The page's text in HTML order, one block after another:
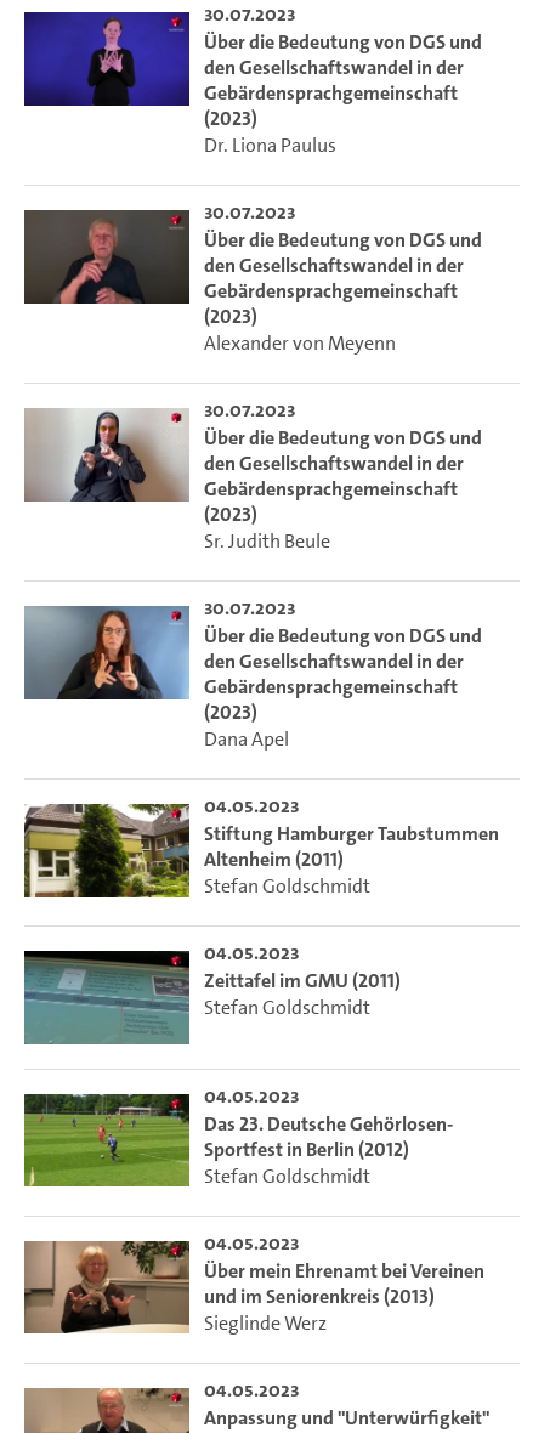
30.07.2023
Über die Bedeutung von DGS und
den Gesellschaftswandel in der
Gebärdensprachgemeinschaft
(2023)
Dr. Liona Paulus
30.07.2023
Über die Bedeutung von DGS und
den Gesellschaftswandel in der
Gebärdensprachgemeinschaft
(2023)
Alexander von Meyenn
30.07.2023
Über die Bedeutung von DGS und
den Gesellschaftswandel in der
Gebärdensprachgemeinschaft
(2023)
Sr. Judith Beule
30.07.2023
Über die Bedeutung von DGS und
den Gesellschaftswandel in der
Gebärdensprachgemeinschaft
(2023)
Dana Apel
04.05.2023
Stiftung Hamburger Taubstummen
Altenheim (2011)
Stefan Goldschmidt
04.05.2023
Zeittafel im GMU (2011)
Stefan Goldschmidt
04.05.2023
Das 23. Deutsche Gehörlosen-
Sportfest in Berlin (2012)
Stefan Goldschmidt
04.05.2023
Über mein Ehrenamt bei Vereinen
und im Seniorenkreis (2013)
Sieglinde Werz
04.05.2023
Anpassung und "Unterwürfigkeit"